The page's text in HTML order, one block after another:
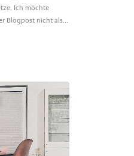
Ich möchte
Blogpost nicht als…